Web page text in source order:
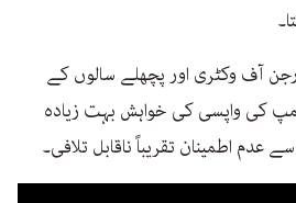
آف وکٹری اور پچھلے سالوں کے
کی واپسی کی خواہش بہت زیادہ
عدم اطمینان تقریباً ناقابل تلافی۔